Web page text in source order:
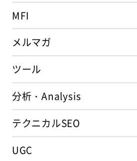
MFI
メルマガ
ツール
分析・Analysis
テクニカルSEO
UGC